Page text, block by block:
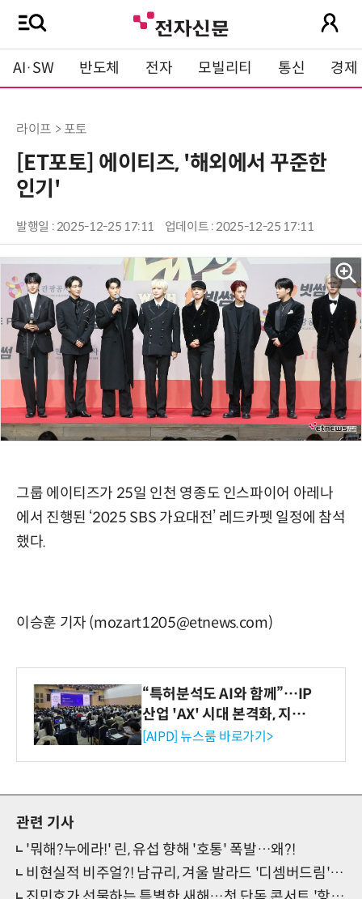
AI·SW 반도체 전자 모빌리티 통신 경제
라이프 > 포토
[ET포토] 에이티즈, '해외에서 꾸준한
인기'
발행일 : 2025-12-25 17:11 업데이트 : 2025-12-25 17:11
그룹 에이티즈가 25일 인천 영종도 인스파이어 아레나
에서 진행된 ‘2025 SBS 가요대전’ 레드카펫 일정에 참석
했다.
이승훈 기자 (mozart1205@etnews.com)
“특허분석도 AI와 함께”…IP
산업 'AX' 시대 본격화, 지식
재산처 1호 AI IP데이터분석
[AIPD] 뉴스룸 바로가기>
관련 기사
'뭐해?누에라!' 린, 유섭 향해 '호통' 폭발…왜?!
비현실적 비주얼?! 남규리, 겨울 발라드 '디셈버드림' MV 화제